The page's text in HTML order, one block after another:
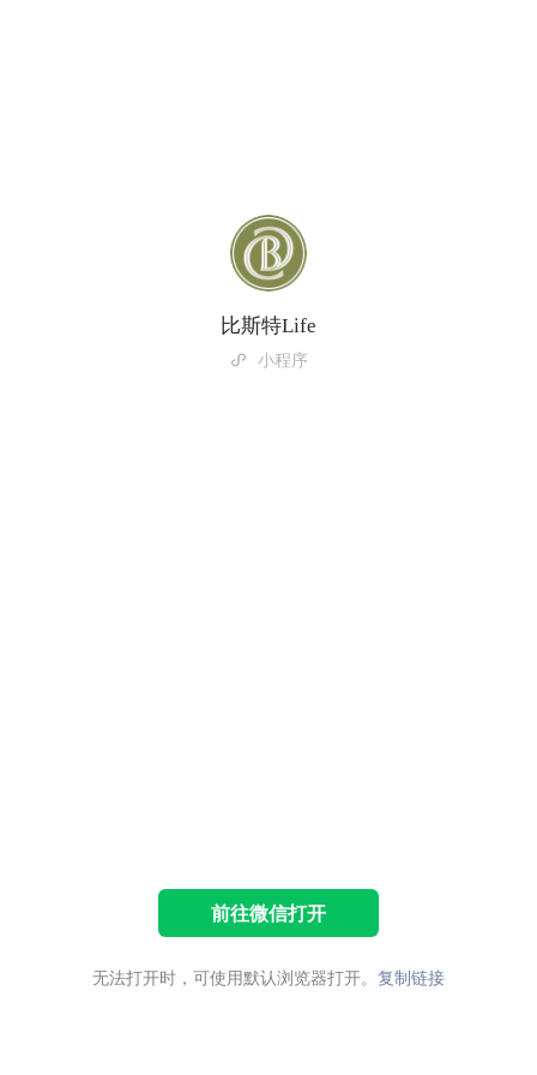
比斯特Life
小程序
前往微信打开
无法打开时，可使用默认浏览器打开。 复制链接